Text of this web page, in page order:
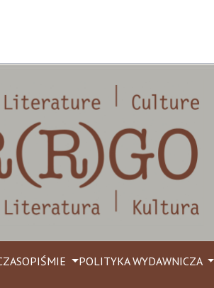
POLITYKA WYDAWNICZA